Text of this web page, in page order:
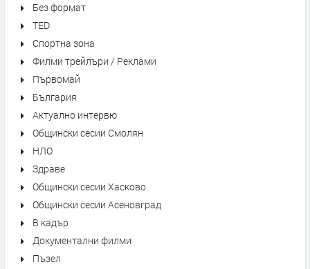
Без формат
TED
Спортна зона
Филми трейлъри / Реклами
Първомай
България
Актуално интервю
Общински сесии Смолян
НЛО
Здраве
Общински сесии Хасково
Общински сесии Асеновград
В кадър
Документални филми
Пъзел